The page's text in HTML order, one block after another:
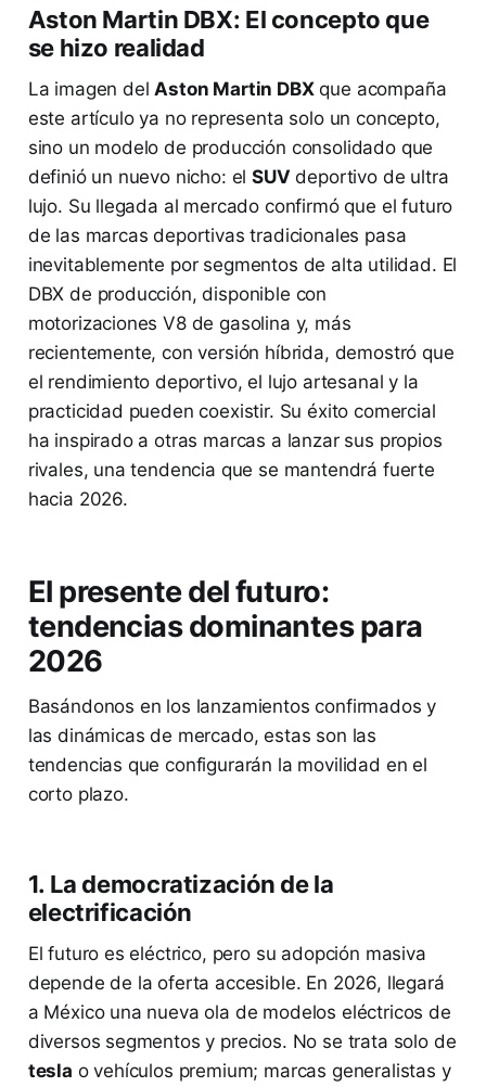
Aston Martin DBX: El concepto que
se hizo realidad
La imagen delAston Martin DBXque acompaña
este artículo ya no representa solo un concepto,
sino un modelo de producción consolidado que
definió un nuevo nicho: elSUV deportivo de ultra
lujo. Su llegada al mercado confirmó que el futuro
de las marcas deportivas tradicionales pasa
inevitablemente por segmentos de alta utilidad. El
DBX de producción, disponible con
motorizaciones V8 de gasolina y, más
recientemente, con versión híbrida, demostró que
el rendimiento deportivo, el lujo artesanal y la
practicidad pueden coexistir. Su éxito comercial
ha inspirado a otras marcas a lanzar sus propios
rivales, una tendencia que se mantendrá fuerte
hacia 2026.
El presente del futuro:
tendencias dominantes para
2026
Basándonos en los lanzamientos confirmados y
las dinámicas de mercado, estas son las
tendencias que configurarán la movilidad en el
corto plazo.
1. La democratización de la
electrificación
El futuro es eléctrico, pero su adopción masiva
depende de la oferta accesible. En 2026, llegará
a México una nueva ola de modelos eléctricos de
diversos segmentos y precios. No se trata solo de
tesla o vehículos premium; marcas generalistas y